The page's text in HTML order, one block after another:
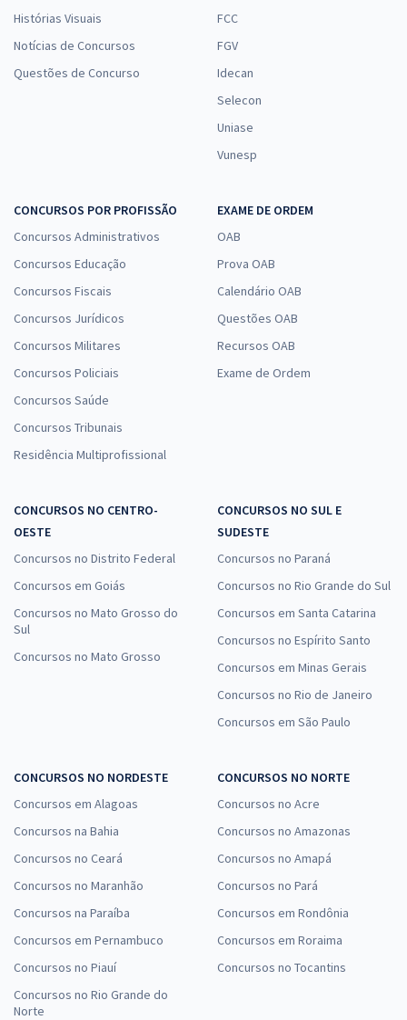
Histórias Visuais
Notícias de Concursos
Questões de Concurso
FCC
FGV
Idecan
Selecon
Uniase
Vunesp
CONCURSOS POR PROFISSÃO
Concursos Administrativos
Concursos Educação
Concursos Fiscais
Concursos Jurídicos
Concursos Militares
Concursos Policiais
Concursos Saúde
Concursos Tribunais
Residência Multiprofissional
EXAME DE ORDEM
OAB
Prova OAB
Calendário OAB
Questões OAB
Recursos OAB
Exame de Ordem
CONCURSOS NO CENTRO-
OESTE
Concursos no Distrito Federal
Concursos em Goiás
Concursos no Mato Grosso do
Sul
Concursos no Mato Grosso
CONCURSOS NO SUL E
SUDESTE
Concursos no Paraná
Concursos no Rio Grande do Sul
Concursos em Santa Catarina
Concursos no Espírito Santo
Concursos em Minas Gerais
Concursos no Rio de Janeiro
Concursos em São Paulo
CONCURSOS NO NORDESTE
Concursos em Alagoas
Concursos na Bahia
Concursos no Ceará
Concursos no Maranhão
Concursos na Paraíba
Concursos em Pernambuco
Concursos no Piauí
Concursos no Rio Grande do
Norte
CONCURSOS NO NORTE
Concursos no Acre
Concursos no Amazonas
Concursos no Amapá
Concursos no Pará
Concursos em Rondônia
Concursos em Roraima
Concursos no Tocantins